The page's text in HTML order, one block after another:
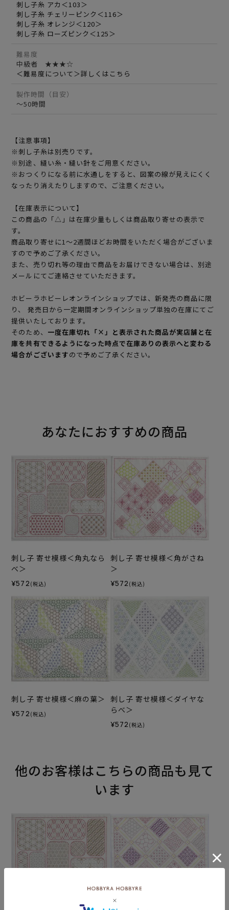
刺し子糸 アカ＜103＞
刺し子糸 チェリーピンク＜116＞
刺し子糸 オレンジ＜120＞
刺し子糸 ローズピンク＜125＞
難易度
中級者 ★★★☆
＜難易度について＞詳しくはこちら
製作時間（目安）
～50時間
【注意事項】
※刺し子糸は別売りです。
※別途、縫い糸・縫い針をご用意ください。
※おつくりになる前に水通しをすると、図案の線が見えにくく
なったり消えたりしますので、ご注意ください。
【在庫表示について】
この商品の「△」は在庫少量もしくは商品取り寄せの表示で
す。
商品取り寄せに1～2週間ほどお時間をいただく場合がございま
すので予めご了承ください。
また、売り切れ等の理由で商品をお届けできない場合は、別途
メールにてご連絡させていただきます。
ホビーラホビーレオンラインショップでは、新発売の商品に限
り、 発売日から一定期間オンラインショップ単独の在庫にてご
提供いたしております。
そのため、 一度在庫切れ「×」と表示された商品が実店舗と在
庫を共有できるようになった時点で在庫ありの表示へと変わる
場合がございますので予めご了承ください。
あなたにおすすめの商品
刺し子 寄せ模様＜角丸なら
べ＞
¥572 (税込)
刺し子 寄せ模様＜角がさね
＞
¥572 (税込)
刺し子 寄せ模様＜麻の葉＞
¥572 (税込)
刺し子 寄せ模様＜ダイヤな
らべ＞
¥572 (税込)
他のお客様はこちらの商品も見て
います